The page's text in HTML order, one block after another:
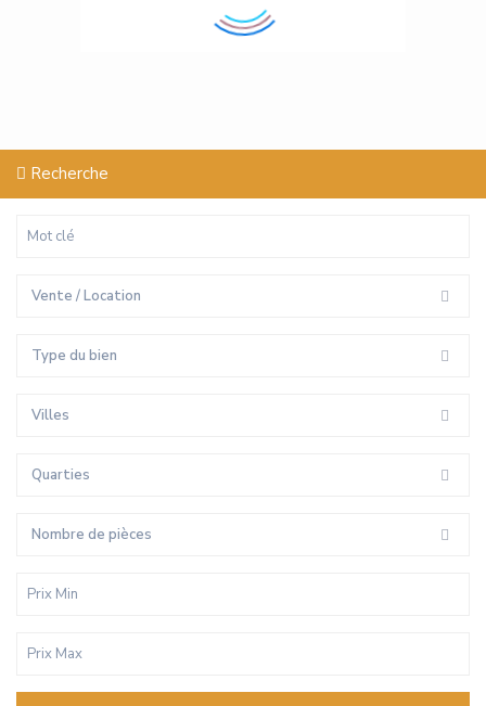
Recherche
Vente / Location
Type du bien
Villes
Quarties
Nombre de pièces